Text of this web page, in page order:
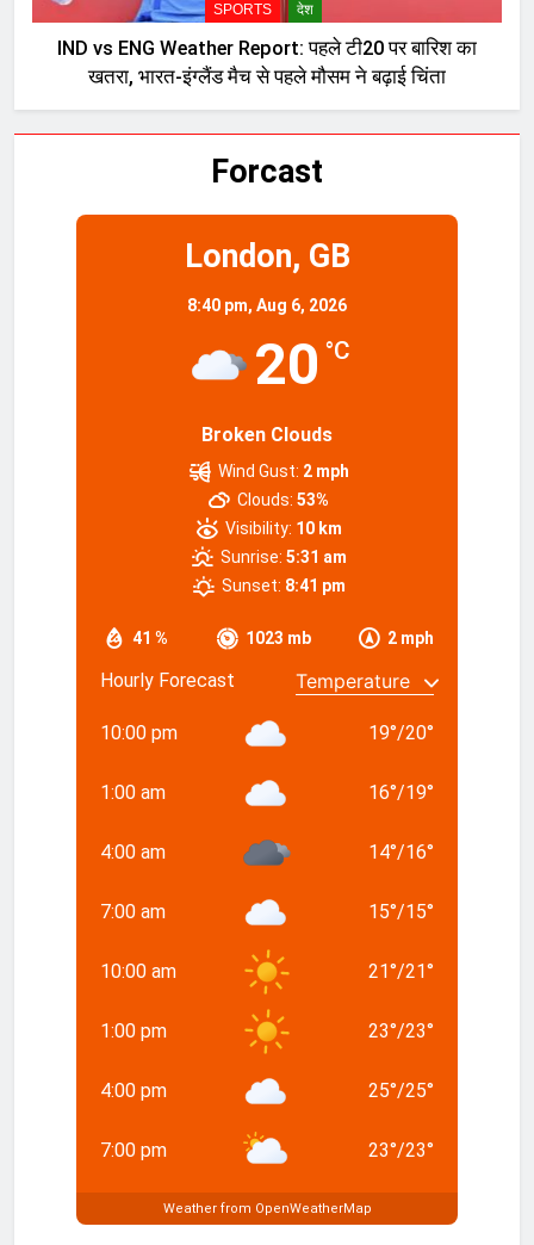
SPORTS देश
IND vs ENG Weather Report: पहले टी20 पर बारिश का
खतरा, भारत-इंग्लैंड मैच से पहले मौसम ने बढ़ाई चिंता
Forcast
London, GB
8:40 pm, Aug 6, 2026
20 °C
Broken Clouds
41 % 1023 mb 2 mph
Wind Gust: 2 mph
Clouds: 53%
Visibility: 10 km
Sunrise: 5:31 am
Sunset: 8:41 pm
Hourly Forecast
10:00 pm 19°/20°
1:00 am 16°/19°
4:00 am 14°/16°
7:00 am 15°/15°
10:00 am 21°/21°
1:00 pm 23°/23°
4:00 pm 25°/25°
7:00 pm 23°/23°
Weather from OpenWeatherMap